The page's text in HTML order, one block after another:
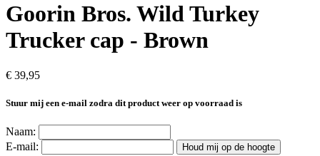
Goorin Bros. Wild Turkey
Trucker cap - Brown
€ 39,95
Stuur mij een e-mail zodra dit product weer op voorraad is
Naam:
E-mail:
Houd mij op de hoogte